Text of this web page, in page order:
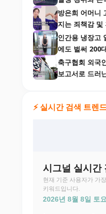
방은희 어머니
지는 죄책감 및
인간용 냉장고
에도 벌써 200
축구협회 외국
보고서로 드러
⚡ 실시간 검색 트렌